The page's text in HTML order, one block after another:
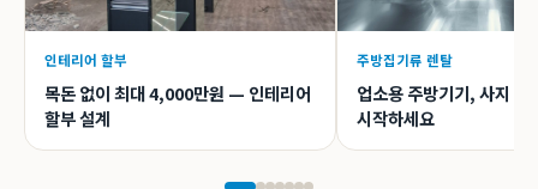
인테리어 할부
목돈 없이 최대 4,000만원 — 인테리어
할부 설계
주방집기류 렌탈
업소용 주방기기, 사지 말
시작하세요